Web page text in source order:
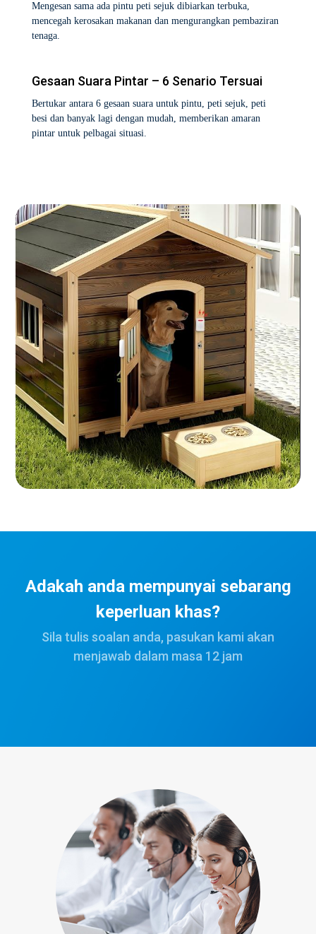
Mengesan sama ada pintu peti sejuk dibiarkan terbuka,
mencegah kerosakan makanan dan mengurangkan pembaziran
tenaga.
Gesaan Suara Pintar – 6 Senario Tersuai
Bertukar antara 6 gesaan suara untuk pintu, peti sejuk, peti
besi dan banyak lagi dengan mudah, memberikan amaran
pintar untuk pelbagai situasi.
Adakah anda mempunyai sebarang
keperluan khas?
Sila tulis soalan anda, pasukan kami akan
menjawab dalam masa 12 jam